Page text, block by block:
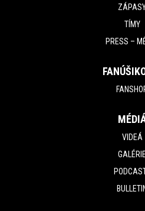
TÍMY
PRESS –
VIDEÁ
GALÉRIE